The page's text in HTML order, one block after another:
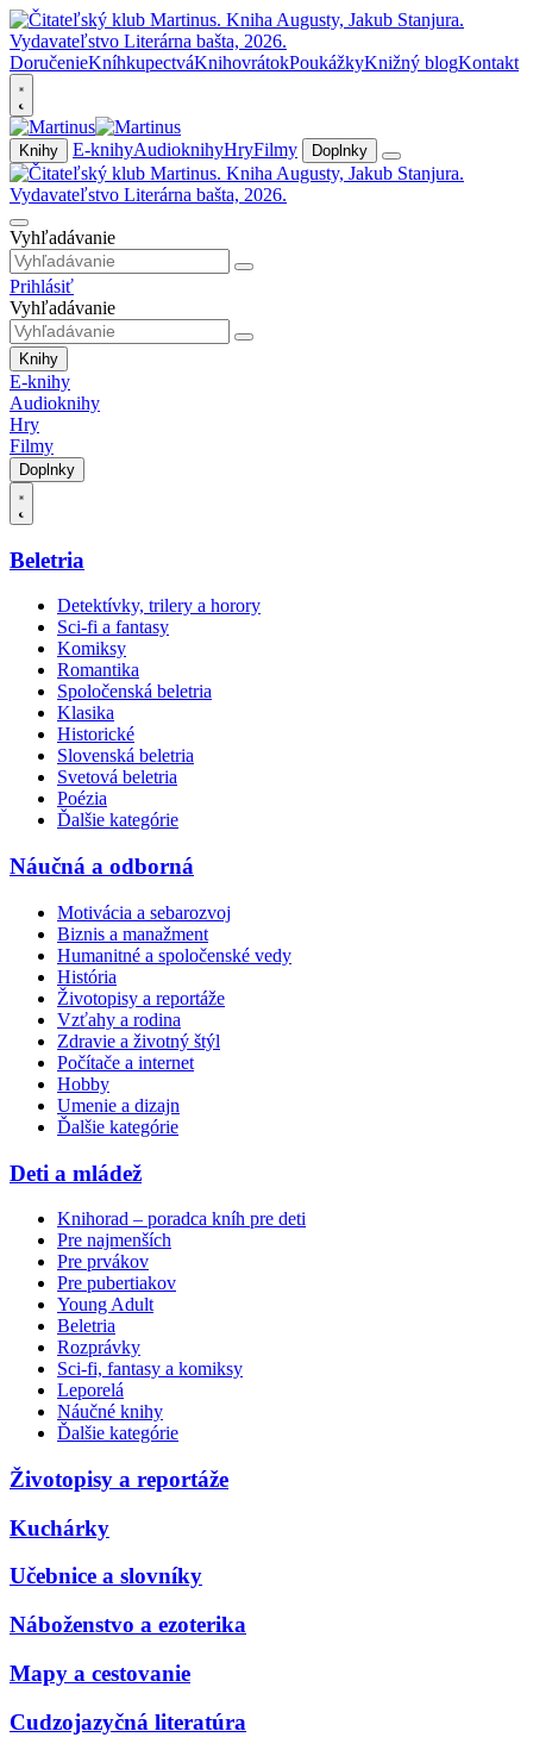
DoručenieKníhkupectváKnihovrátokPoukážkyKnižný blogKontakt
Knihy E-knihyAudioknihyHryFilmy Doplnky
Vyhľadávanie
Prihlásiť
Vyhľadávanie
Knihy
E-knihy
Audioknihy
Hry
Filmy
Doplnky
Beletria
Detektívky, trilery a horory
Sci-fi a fantasy
Komiksy
Romantika
Spoločenská beletria
Klasika
Historické
Slovenská beletria
Svetová beletria
Poézia
Ďalšie kategórie
Náučná a odborná
Motivácia a sebarozvoj
Biznis a manažment
Humanitné a spoločenské vedy
História
Životopisy a reportáže
Vzťahy a rodina
Zdravie a životný štýl
Počítače a internet
Hobby
Umenie a dizajn
Ďalšie kategórie
Deti a mládež
Knihorad – poradca kníh pre deti
Pre najmenších
Pre prvákov
Pre pubertiakov
Young Adult
Beletria
Rozprávky
Sci-fi, fantasy a komiksy
Leporelá
Náučné knihy
Ďalšie kategórie
Životopisy a reportáže
Kuchárky
Učebnice a slovníky
Náboženstvo a ezoterika
Mapy a cestovanie
Cudzojazyčná literatúra